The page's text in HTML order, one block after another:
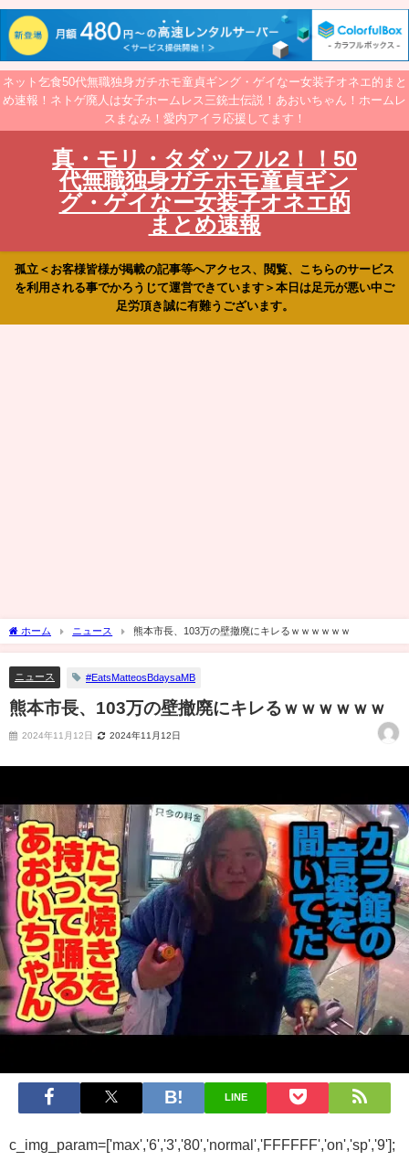
ネット乞食50代無職独身ガチホモ童貞ギング・ゲイなー女装子オネエ的まと
め速報！ネトゲ廃人は女子ホームレス三銃士伝説！あおいちゃん！ホームレ
スまなみ！愛内アイラ応援してます！
真・モリ・タダッフル2！！50
代無職独身ガチホモ童貞ギン
グ・ゲイなー女装子オネエ的
まとめ速報
孤立＜お客様皆様が掲載の記事等へアクセス、閲覧、こちらのサービス
を利用される事でかろうじて運営できています＞本日は足元が悪い中ご
足労頂き誠に有難うございます。
ホーム ニュース 熊本市長、103万の壁撤廃にキレるｗｗｗｗｗｗ
ニュース #EatsMatteosBdaysaMB
熊本市長、103万の壁撤廃にキレるｗｗｗｗｗｗ
2024年11月12日 2024年11月12日
LINE
c_img_param=['max','6','3','80','normal','FFFFFF','on','sp','9'];